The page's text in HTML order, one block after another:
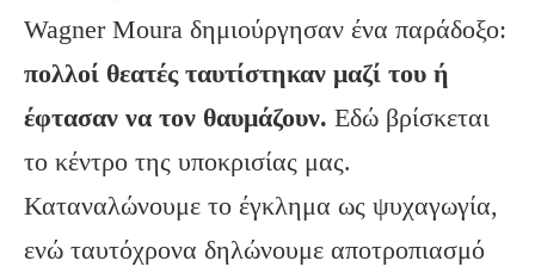
Wagner Moura δημιούργησαν ένα παράδοξο:
πολλοί θεατές ταυτίστηκαν μαζί του ή
έφτασαν να τον θαυμάζουν. Εδώ βρίσκεται
το κέντρο της υποκρισίας μας.
Καταναλώνουμε το έγκλημα ως ψυχαγωγία,
ενώ ταυτόχρονα δηλώνουμε αποτροπιασμό